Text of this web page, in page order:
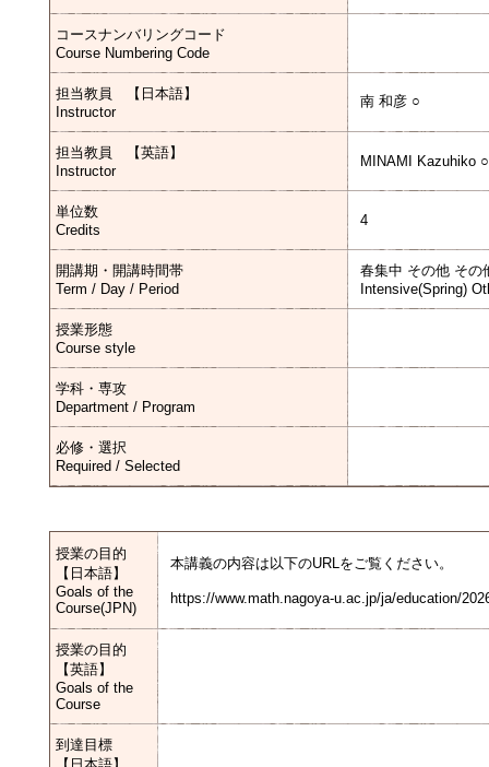
コースナンバリングコード
Course Numbering Code
担当教員 【日本語】
Instructor
南 和彦 ○
担当教員 【英語】
Instructor
MINAMI Kazuhiko ○
単位数
Credits
4
開講期・開講時間帯
Term / Day / Period
春集中 その他 その
Intensive(Spring)
授業形態
Course style
学科・専攻
Department / Program
必修・選択
Required / Selected
授業の目的
【日本語】
Goals of the
Course(JPN)
本講義の内容は以下のURLをご覧ください。
https://www.math.nagoya-u.ac.jp/ja/education/
授業の目的
【英語】
Goals of the
Course
到達目標